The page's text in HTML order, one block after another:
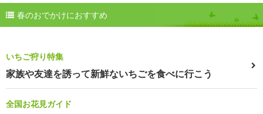
春のおでかけにおすすめ
いちご狩り特集
家族や友達を誘って新鮮ないちごを食べに行こう
全国お花見ガイド